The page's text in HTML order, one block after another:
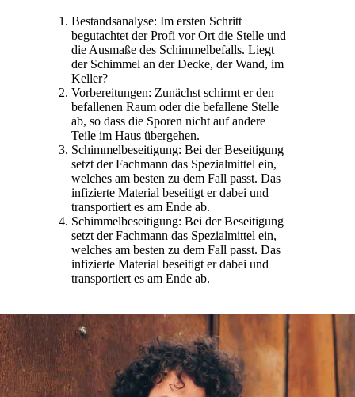
Bestandsanalyse: Im ersten Schritt
begutachtet der Profi vor Ort die Stelle und
die Ausmaße des Schimmelbefalls. Liegt
der Schimmel an der Decke, der Wand, im
Keller?
Vorbereitungen: Zunächst schirmt er den
befallenen Raum oder die befallene Stelle
ab, so dass die Sporen nicht auf andere
Teile im Haus übergehen.
Schimmelbeseitigung: Bei der Beseitigung
setzt der Fachmann das Spezialmittel ein,
welches am besten zu dem Fall passt. Das
infizierte Material beseitigt er dabei und
transportiert es am Ende ab.
Schimmelbeseitigung: Bei der Beseitigung
setzt der Fachmann das Spezialmittel ein,
welches am besten zu dem Fall passt. Das
infizierte Material beseitigt er dabei und
transportiert es am Ende ab.